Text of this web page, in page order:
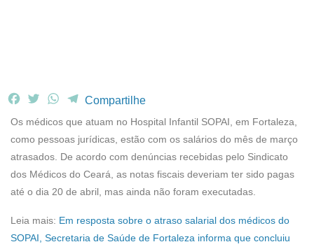
F
c
e
b
o
o
T
i
t
t
e
r
W
a
t
s
A
p
T
l
e
g
r
a
Compartilhe
Os médicos que atuam no Hospital Infantil SOPAI, em Fortaleza,
como pessoas jurídicas, estão com os salários do mês de março
atrasados. De acordo com denúncias recebidas pelo Sindicato
dos Médicos do Ceará, as notas fiscais deveriam ter sido pagas
até o dia 20 de abril, mas ainda não foram executadas.
Leia mais: Em resposta sobre o atraso salarial dos médicos do
SOPAI, Secretaria de Saúde de Fortaleza informa que concluiu